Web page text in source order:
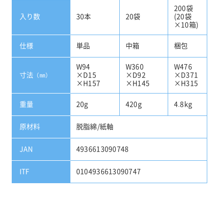
入り数 30本 20袋
200袋
(20袋
×10箱)
仕様 単品 中箱 梱包
寸法 （㎜）
W94
×D15
×H157
W360
×D92
×H145
W476
×D371
×H315
重量 20g 420g 4.8kg
原材料 脱脂綿/紙軸
JAN 4936613090748
ITF 0104936613090747